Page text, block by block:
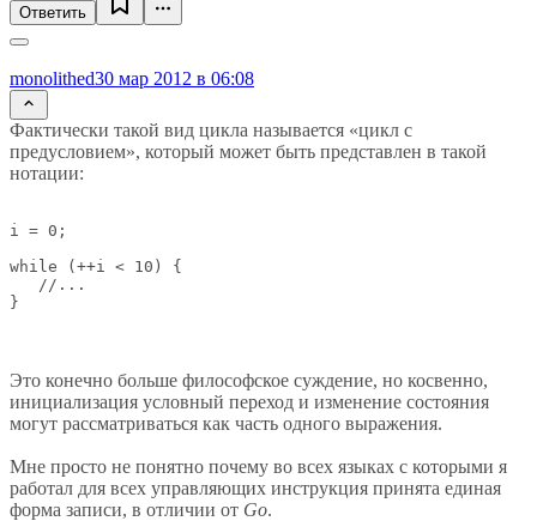
Ответить
monolithed30 мар 2012 в 06:08
Фактически такой вид цикла называется «цикл с
предусловием», который может быть представлен в такой
нотации:
i = 0;
while (++i < 10) {
   //...
Это конечно больше философское суждение, но косвенно,
инициализация условный переход и изменение состояния
могут рассматриваться как часть одного выражения.
Мне просто не понятно почему во всех языках с которыми я
работал для всех управляющих инструкция принята единая
форма записи, в отличии от Go.